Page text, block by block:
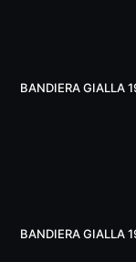
BANDIERA GIALLA
BANDIERA GIALLA